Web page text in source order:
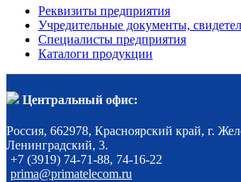
Реквизиты предприятия
Учредительные документы,
Специалисты предприятия
Каталоги продукции
Центральный офис:
Россия, 662978, Красноярский край, г.
Ленинградский, 3.
+7 (3919) 74-71-88, 74-16-22
prima@primatelecom.ru